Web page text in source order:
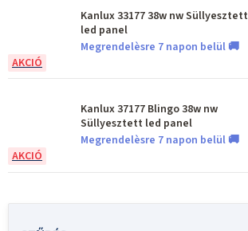
Kanlux 33177 38w nw Süllyesztett
led panel
Megrendelèsre 7 napon belül 🚚
Kanlux 37177 Blingo 38w nw
Süllyesztett led panel
Megrendelèsre 7 napon belül 🚚